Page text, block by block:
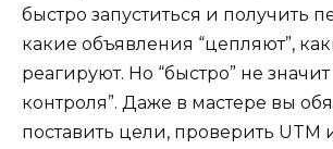
быстро запуститься и получить
какие объявления “цепляют”,
реагируют. Но “быстро” не значит
контроля”. Даже в мастере вы
поставить цели, проверить UTM